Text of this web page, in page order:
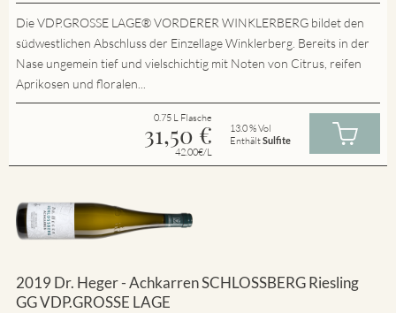
Die VDP.GROSSE LAGE® VORDERER WINKLERBERG bildet den
südwestlichen Abschluss der Einzellage Winklerberg. Bereits in der
Nase ungemein tief und vielschichtig mit Noten von Citrus, reifen
Aprikosen und floralen...
0.75 L Flasche
31,50 €
42.00€/L
13.0 % Vol
EnthältSulfite
2019 Dr. Heger - Achkarren SCHLOSSBERG Riesling
GG VDP.GROSSE LAGE